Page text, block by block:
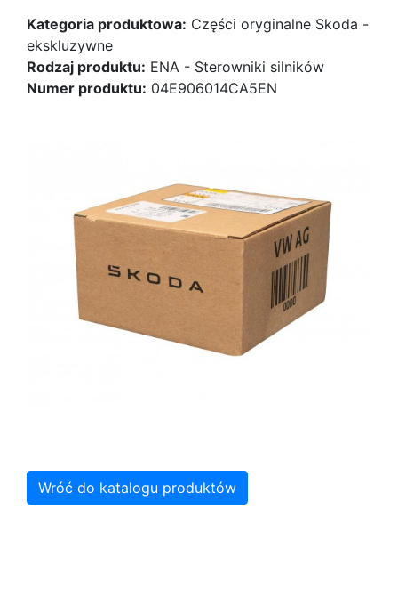
Kategoria produktowa: Części oryginalne Skoda -
ekskluzywne
Rodzaj produktu: ENA - Sterowniki silników
Numer produktu: 04E906014CA5EN
Wróć do katalogu produktów